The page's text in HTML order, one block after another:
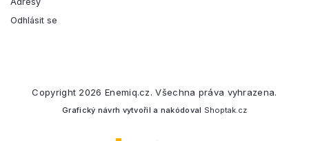
Odhlásit se
Copyright 2026 Enemiq.cz. Všechna práva vyhrazena.
Grafický návrh vytvořil a nakódoval Shoptak.cz